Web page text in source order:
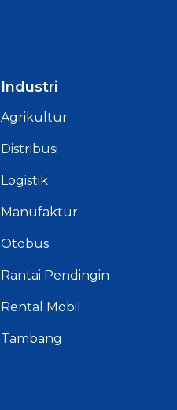
Industri
Agrikultur
Distribusi
Logistik
Manufaktur
Otobus
Rantai Pendingin
Rental Mobil
Tambang